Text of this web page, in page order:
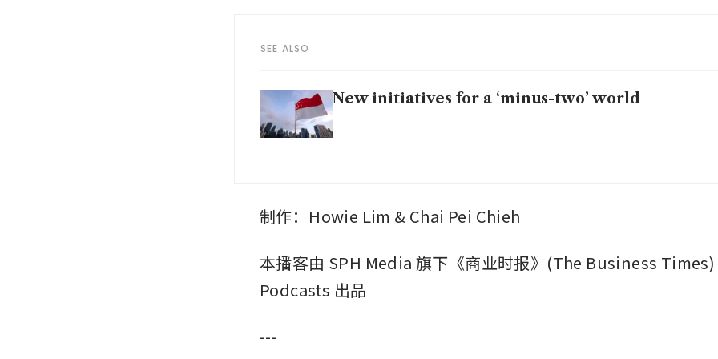
SEE ALSO
New initiatives for a ‘minus-two’ world
制作：Howie Lim & Chai Pei Chieh
本播客由 SPH Media 旗下《商业时报》(The Business Times)
Podcasts 出品
---